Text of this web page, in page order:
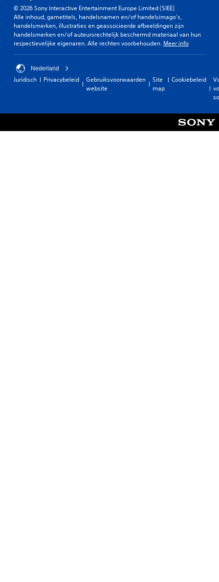
© 2026 Sony Interactive Entertainment Europe Limited (SIEE)
Alle inhoud, gametitels, handelsnamen en/of handelsimago's,
handelsmerken, illustraties en geassocieerde afbeeldingen zijn
handelsmerken en/of auteursrechtelijk beschermd materiaal van hun
respectievelijke eigenaren. Alle rechten voorbehouden. Meer info
Nederland
Juridisch Privacybeleid
Gebruiksvoorwaarden
website
Site
map
Cookiebeleid